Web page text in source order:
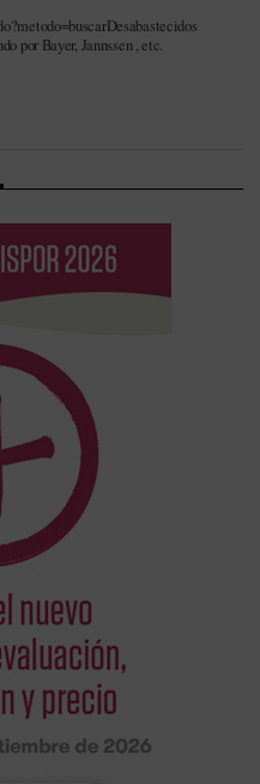
por Bayer, Jannssen , etc.